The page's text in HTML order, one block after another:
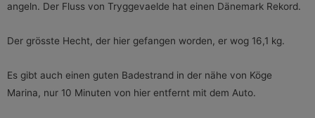
angeln. Der Fluss von Tryggevaelde hat einen Dänemark Rekord.
Der grösste Hecht, der hier gefangen worden, er wog 16,1 kg.
Es gibt auch einen guten Badestrand in der nähe von Köge
Marina, nur 10 Minuten von hier entfernt mit dem Auto.